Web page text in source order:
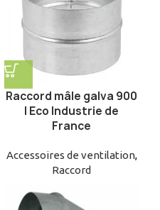
Raccord mâle galva 900
| Eco Industrie de
France
Accessoires de ventilation,
Raccord